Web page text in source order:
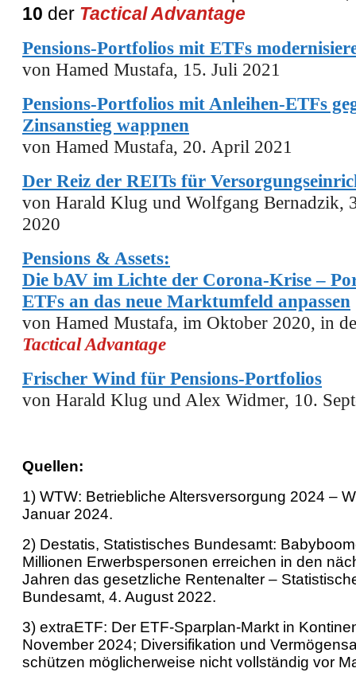
10 der Tactical Advantage
Pensions-Portfolios mit ETFs
von Hamed Mustafa, 15. Juli 2021
Pensions-Portfolios mit Anleihen-ETFs
Zinsanstieg wappnen
von Hamed Mustafa, 20. April 2021
Der Reiz der REITs für
von Harald Klug und Wolfgang Bernadzik,
2020
Pensions & Assets:
Die bAV im Lichte der Corona-Krise –
ETFs an das neue Marktumfeld anpassen
von Hamed Mustafa, im Oktober 2020, in
Tactical Advantage
Frischer Wind für Pensions-Portfolios
von Harald Klug und Alex Widmer, 10.
Quellen:
1) WTW: Betriebliche Altersversorgung 2024 –
Januar 2024.
2) Destatis, Statistisches Bundesamt:
Millionen Erwerbspersonen erreichen in den
Jahren das gesetzliche Rentenalter –
Bundesamt, 4. August 2022.
3) extraETF: Der ETF-Sparplan-Markt in
November 2024; Diversifikation und
schützen möglicherweise nicht vollständig vor